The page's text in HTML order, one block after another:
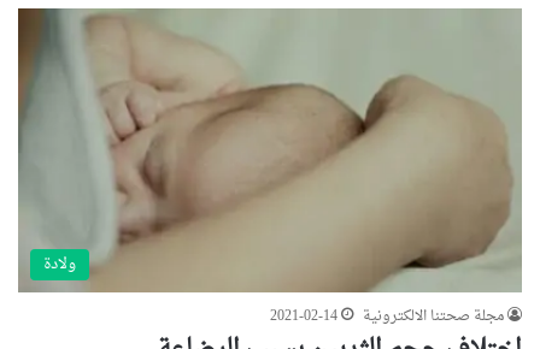
ولادة
مجلة صحتنا الالكترونية 2021-02-14